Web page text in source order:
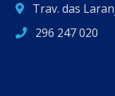
Trav. das
296 247 020